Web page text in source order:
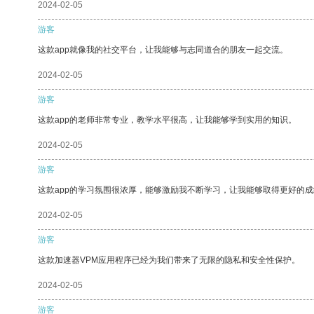
2024-02-05
游客
这款app就像我的社交平台，让我能够与志同道合的朋友一起交流。
2024-02-05
游客
这款app的老师非常专业，教学水平很高，让我能够学到实用的知识。
2024-02-05
游客
这款app的学习氛围很浓厚，能够激励我不断学习，让我能够取得更好的
2024-02-05
游客
这款加速器VPM应用程序已经为我们带来了无限的隐私和安全性保护。
2024-02-05
游客